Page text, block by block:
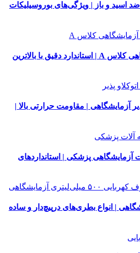
اسید و باز | ویژگی‌های بوروسیلیکات
خرید شیشه‌آلات آزمایشگاهی کلاس A | استاندارد دقیق با بالاترین
آزمایشگاهی | مقاومت حرارتی بالا |
آزمایشگاهی پزشکی | استانداردهای
| انواع بطری‌های در‌پیچ‌دار و ساده